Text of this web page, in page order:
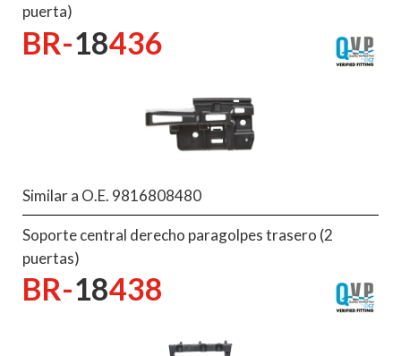
puerta)
BR-18436
Similar a O.E. 9816808480
Soporte central derecho paragolpes trasero (2
puertas)
BR-18438